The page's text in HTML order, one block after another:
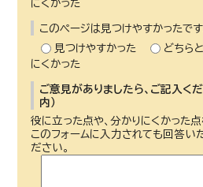
にくかった
このページは見つけやすかったです
見つけやすかった
どちら
にくかった
ご意見がありましたら、ご記入く
内）
役に立った点や、分かりにくかった
このフォームに入力されても回答い
ださい。